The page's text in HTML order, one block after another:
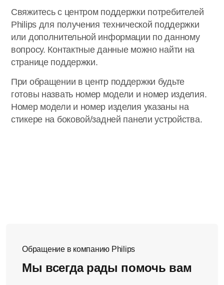
Свяжитесь с центром поддержки потребителей
Philips для получения технической поддержки
или дополнительной информации по данному
вопросу. Контактные данные можно найти на
странице поддержки.
При обращении в центр поддержки будьте
готовы назвать номер модели и номер изделия.
Номер модели и номер изделия указаны на
стикере на боковой/задней панели устройства.
Обращение в компанию Philips
Мы всегда рады помочь вам